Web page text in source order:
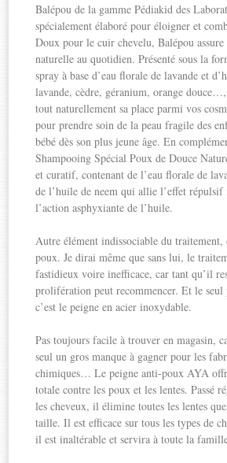
Balépou de la gamme Pédiakid des
spécialement élaboré pour éloigner et
Doux pour le cuir chevelu, Balépou
naturelle au quotidien. Présenté sous la
spray à base d’eau florale de lavande et
lavande, cèdre, géranium, orange
tout naturellement sa place parmi vos
pour prendre soin de la peau fragile des
bébé dès son plus jeune âge. En
Shampooing Spécial Poux de Douce
et curatif, contenant de l’eau florale de
de l’huile de neem qui allie l’effet répulsif
l’action asphyxiante de l’huile.
Autre élément indissociable du traitement,
poux. Je dirai même que sans lui, le
fastidieux voire inefficace, car tant qu’il
prolifération peut recommencer. Et le seul
c’est le peigne en acier inoxydable.
Pas toujours facile à trouver en magasin,
seul un gros manque à gagner pour les
chimiques… Le peigne anti-poux AYA
totale contre les poux et les lentes. Passé
les cheveux, il élimine toutes les lentes
taille. Il est efficace sur tous les types de
il est inaltérable et servira à toute la